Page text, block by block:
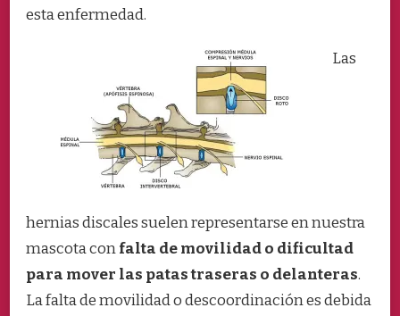
esta enfermedad.
Las
hernias discales suelen representarse en nuestra
mascota confalta de movilidad o dificultad
para mover las patas traseras o delanteras.
La falta de movilidad o descoordinación es debida